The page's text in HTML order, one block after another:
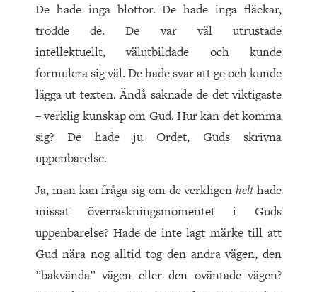
De hade inga blottor. De hade inga fläckar,
trodde de. De var väl utrustade
intellektuellt, välutbildade och kunde
formulera sig väl. De hade svar att ge och kunde
lägga ut texten. Ändå saknade de det viktigaste
– verklig kunskap om Gud. Hur kan det komma
sig? De hade ju Ordet, Guds skrivna
uppenbarelse.
Ja, man kan fråga sig om de verkligenhelthade
missat överraskningsmomentet i Guds
uppenbarelse? Hade de inte lagt märke till att
Gud nära nog alltid tog den andra vägen, den
”bakvända” vägen eller den oväntade vägen?